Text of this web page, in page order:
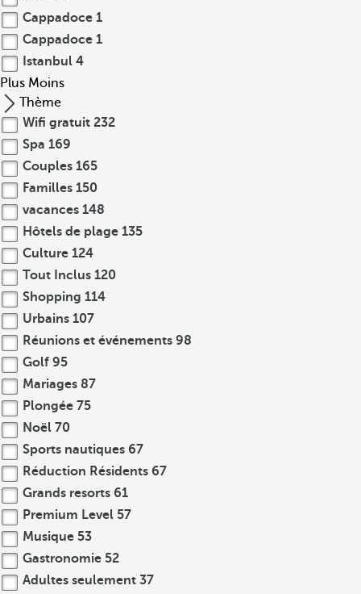
Cappadoce 1
Cappadoce 1
Istanbul 4
Plus Moins
Thème
Wifi gratuit 232
Spa 169
Couples 165
Familles 150
vacances 148
Hôtels de plage 135
Culture 124
Tout Inclus 120
Shopping 114
Urbains 107
Réunions et événements 98
Golf 95
Mariages 87
Plongée 75
Noël 70
Sports nautiques 67
Réduction Résidents 67
Grands resorts 61
Premium Level 57
Musique 53
Gastronomie 52
Adultes seulement 37